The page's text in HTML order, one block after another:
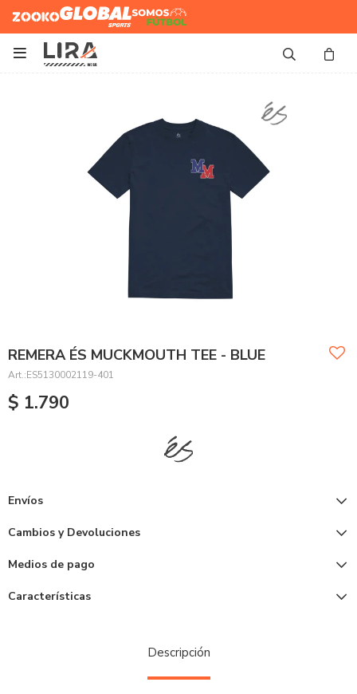
Zooko Global Sports
Somos
Futbol

REMERA ÉS MUCKMOUTH TEE - BLUE
ES5130002119-401
$ 1.790
Envíos
Cambios y Devoluciones
Medios de pago
Características
Descripción